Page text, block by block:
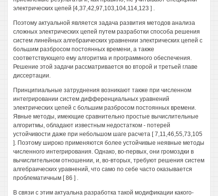
электрических цепей [4,37,42,97,103,104,114,123 ] .
Поэтому актуальной является задача развития методов анализа
сложных электрических цепей путем разработки способа решения
систем линейных алгебраических уравнении электрических цепей с
большим разбросом постоянных времени, а также
соответствующего ему алгоритма и программного обеспечения.
Решение этой задачи рассматривается во второй и третьей главе
диссертации.
Принципиальные затруднения возникают также при численном
интегрировании систем дифференциальных уравнений
электрических цепей с большим разбросом постоянных времени.
Явные методы, имеющие сравнительно простые вычислительные
алгоритмы, обладают известным недостатком - потерей
устойчивости даже при небольшом шаге расчета [ 7,11,46,55,73,105
]. Поэтому широко применяются более устойчивые неявные методы
численного интегрирования. Однако, во-первых, они громоздки в
вычислительном отношении, и, во-вторых, требуют решения систем
алгебраических уравнений, что само по себе часто оказывается
проблематичным [ 86 ] .
В связи с этим актуальна разработка такой модификации какого-